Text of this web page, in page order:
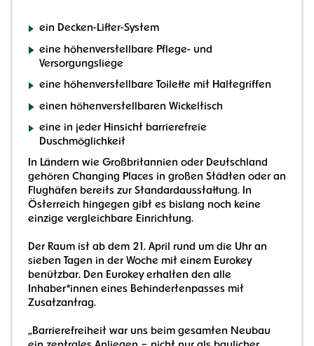
ein Decken-Lifter-System
eine höhenverstellbare Pflege- und
Versorgungsliege
eine höhenverstellbare Toilette mit Haltegriffen
einen höhenverstellbaren Wickeltisch
eine in jeder Hinsicht barrierefreie
Duschmöglichkeit
In Ländern wie Großbritannien oder Deutschland
gehören Changing Places in großen Städten oder an
Flughäfen bereits zur Standardausstattung. In
Österreich hingegen gibt es bislang noch keine
einzige vergleichbare Einrichtung.
Der Raum ist ab dem 21. April rund um die Uhr an
sieben Tagen in der Woche mit einem Eurokey
benützbar. Den Eurokey erhalten den alle
Inhaber*innen eines Behindertenpasses mit
Zusatzantrag.
„Barrierefreiheit war uns beim gesamten Neubau